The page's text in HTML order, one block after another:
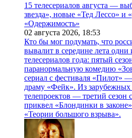
15 телесериалов августа —
звезда», новые «Тед Лессо» и
«Одержимость»
02 августа 2026, 18:53
Кто бы мог подумать, что
вывалит в середине лета
телесериалов года: пятый
паранормальную комедию
сериал с фестиваля «Пилот»
драму «Фейк». Из
телепроектов — третий сезон
приквел «Блондинки в
«Теории большого взрыва».